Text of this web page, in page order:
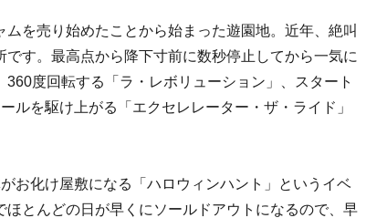
を売り始めたことから始まった遊園地。近年、絶叫
す。最高点から降下寸前に数秒停止してから一気に
度回転する「ラ・レボリューション」、スタート
ルを駆け上がる「エクセレレーター・ザ・ライド」
お化け屋敷になる「ハロウィンハント」というイベ
とんどの日が早くにソールドアウトになるので、早